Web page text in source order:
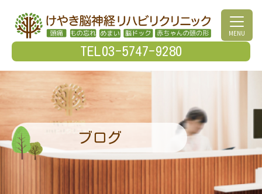
TEL03-5747-9280
MENU
ブログ